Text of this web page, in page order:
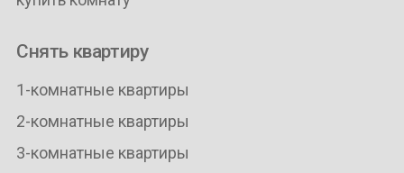
Снять квартиру
1-комнатные квартиры
2-комнатные квартиры
3-комнатные квартиры